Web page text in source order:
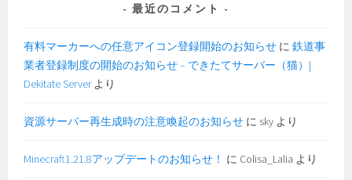
最近のコメント
有料マーカーへの任意アイコン登録開始のお知らせ に鉄道事
業者登録制度の開始のお知らせ – できたてサーバー（猫）|
Dekitate Serverより
資源サーバー再生成時の注意喚起のお知らせ に sky より
Minecraft1.21.8アップデートのお知らせ！ に Colisa_Lalia より